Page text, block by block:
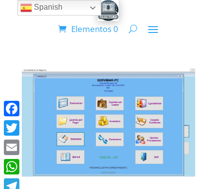
Elementos 0
Facebook
Twitter
Email
WhatsApp
Spanish